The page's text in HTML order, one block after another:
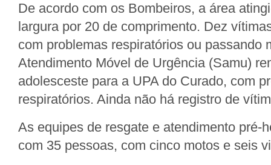
De acordo com os Bombeiros, a área
largura por 20 de comprimento. Dez
com problemas respiratórios ou passando
Atendimento Móvel de Urgência (Samu)
adolesceste para a UPA do Curado, com
respiratórios. Ainda não há registro de
As equipes de resgate e atendimento pré-
com 35 pessoas, com cinco motos e seis